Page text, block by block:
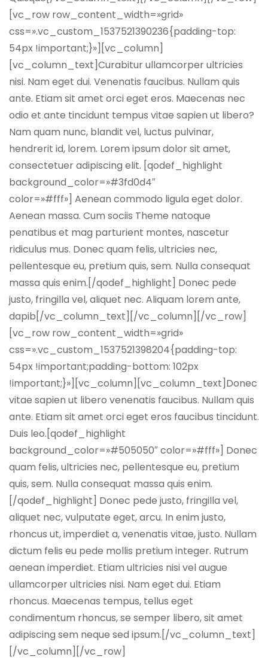
[vc_row row_content_width=»grid»
css=».vc_custom_1537521390236{padding-top:
54px !important;}»][vc_column]
[vc_column_text]Curabitur ullamcorper ultricies
nisi. Nam eget dui. Venenatis faucibus. Nullam quis
ante. Etiam sit amet orci eget eros. Maecenas nec
odio et ante tincidunt tempus vitae sapien ut libero?
Nam quam nunc, blandit vel, luctus pulvinar,
hendrerit id, lorem. Lorem ipsum dolor sit amet,
consectetuer adipiscing elit. [qodef_highlight
background_color=»#3fd0d4″
color=»#fff»] Aenean commodo ligula eget dolor.
Aenean massa. Cum sociis Theme natoque
penatibus et mag parturient montes, nascetur
ridiculus mus. Donec quam felis, ultricies nec,
pellentesque eu, pretium quis, sem. Nulla consequat
massa quis enim.[/qodef_highlight] Donec pede
justo, fringilla vel, aliquet nec. Aliquam lorem ante,
dapib[/vc_column_text][/vc_column][/vc_row]
[vc_row row_content_width=»grid»
css=».vc_custom_1537521398204{padding-top:
54px !important;padding-bottom: 102px
!important;}»][vc_column][vc_column_text]Donec
vitae sapien ut libero venenatis faucibus. Nullam quis
ante. Etiam sit amet orci eget eros faucibus tincidunt.
Duis leo.[qodef_highlight
background_color=»#505050″ color=»#fff»] Donec
quam felis, ultricies nec, pellentesque eu, pretium
quis, sem. Nulla consequat massa quis enim.
[/qodef_highlight] Donec pede justo, fringilla vel,
aliquet nec, vulputate eget, arcu. In enim justo,
rhoncus ut, imperdiet a, venenatis vitae, justo. Nullam
dictum felis eu pede mollis pretium integer. Rutrum
aenean imperdiet. Etiam ultricies nisi vel augue
ullamcorper ultricies nisi. Nam eget dui. Etiam
rhoncus. Maecenas tempus, tellus eget
condimentum rhoncus, se semper libero, sit amet
adipiscing sem neque sed ipsum.[/vc_column_text]
[/vc_column][/vc_row]